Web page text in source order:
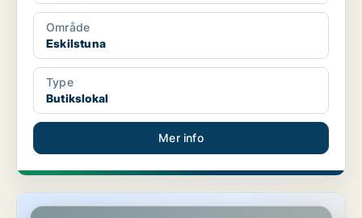
Område
Eskilstuna
Type
Butikslokal
Mer info
Butikslokal i Eskilstuna